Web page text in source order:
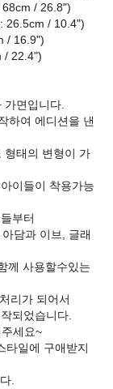
/ 26.8")
26.5cm / 10.4")
/ 16.9")
/ 22.4")
가면입니다.
하여 에디션을 낸
형태의 변형이 가
이들이 착용가능
부터
담과 이브, 글래
께 사용할수있는
리가 되어서
되었습니다.
세요~
타일에 구애받지
.